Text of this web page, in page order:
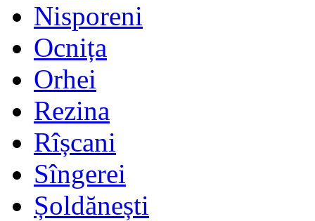
Nisporeni
Ocnița
Orhei
Rezina
Rîșcani
Sîngerei
Șoldănești